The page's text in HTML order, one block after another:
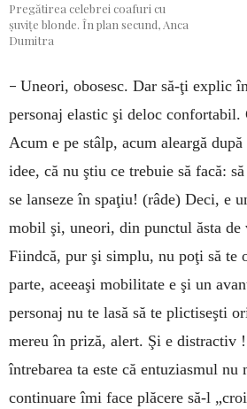
Pregătirea celebrei coafuri cu
șuvițe blonde. În plan secund, Anca
Dumitra
– Uneori, obosesc. Dar să-ţi explic
personaj elastic şi deloc confortabil.
Acum e pe stâlp, acum aleargă
idee, că nu ştiu ce trebuie să facă:
se lanseze în spaţiu! (râde) Deci, e
mobil şi, uneori, din punctul ăsta de
Fiindcă, pur şi simplu, nu poţi să te
parte, aceeaşi mobilitate e şi un
personaj nu te lasă să te plictiseşti
mereu în priză, alert. Şi e distractiv
întrebarea ta este că entuziasmul nu
continuare îmi face plăcere să-l